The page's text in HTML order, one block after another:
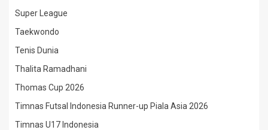
Super League
Taekwondo
Tenis Dunia
Thalita Ramadhani
Thomas Cup 2026
Timnas Futsal Indonesia Runner-up Piala Asia 2026
Timnas U17 Indonesia